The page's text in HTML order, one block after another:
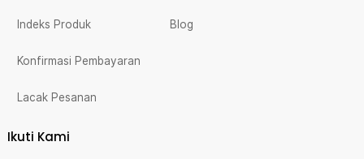
Indeks Produk
Konfirmasi Pembayaran
Lacak Pesanan
Blog
Ikuti Kami